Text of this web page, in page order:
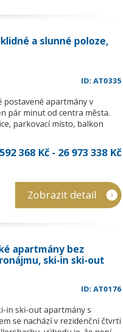
a slunné poloze,
ID: AT0335
postavené apartmány v
pár minut od centra města.
parkovací místo, balkon
368 Kč - 26 973 338 Kč
Zobrazit detail
apartmány bez
ski-in ski-out
ID: AT0176
in ski-out apartmány s
se nachází v rezidenční čtvrti